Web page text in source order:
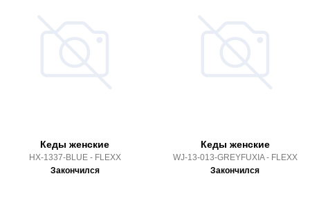
Кеды женские
HX-1337-BLUE - FLEXX
Закончился
Кеды женские
WJ-13-013-GREYFUXIA - FLEXX
Закончился